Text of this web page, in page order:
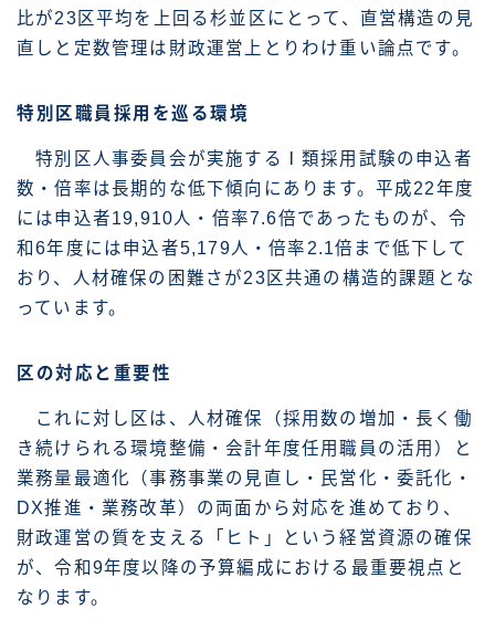
比が23区平均を上回る杉並区にとって、直営構造の見
直しと定数管理は財政運営上とりわけ重い論点です。
特別区職員採用を巡る環境
特別区人事委員会が実施するⅠ類採用試験の申込者
数・倍率は長期的な低下傾向にあります。平成22年度
には申込者19,910人・倍率7.6倍であったものが、令
和6年度には申込者5,179人・倍率2.1倍まで低下して
おり、人材確保の困難さが23区共通の構造的課題とな
っています。
区の対応と重要性
これに対し区は、人材確保（採用数の増加・長く働
き続けられる環境整備・会計年度任用職員の活用）と
業務量最適化（事務事業の見直し・民営化・委託化・
DX推進・業務改革）の両面から対応を進めており、
財政運営の質を支える「ヒト」という経営資源の確保
が、令和9年度以降の予算編成における最重要視点と
なります。